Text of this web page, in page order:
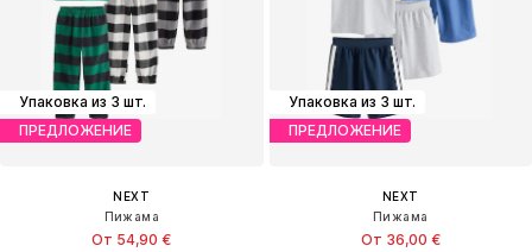
Упаковка из 3 шт.
ПРЕДЛОЖЕНИЕ
NEXT
Пижама
От 54,90 €
Упаковка из 3 шт.
ПРЕДЛОЖЕНИЕ
NEXT
Пижама
От 36,00 €